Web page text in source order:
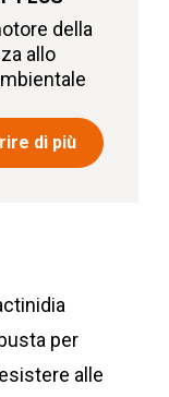
della
allo
di più
per
alle